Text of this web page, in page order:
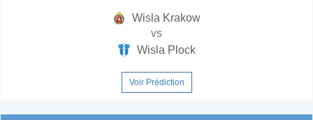
Wisla Krakow
vs
Wisla Plock
Voir Prédiction